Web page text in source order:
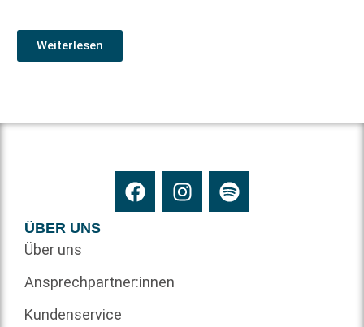
Weiterlesen
ÜBER UNS
Über uns
Ansprechpartner:innen
Kundenservice